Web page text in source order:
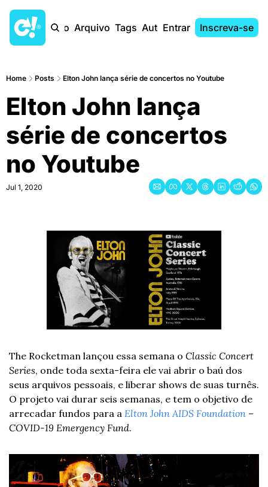
Início Arquivo Tags AutoresEntrar Inscreva-se
Home Posts Elton John lança série de concertos no Youtube
Elton John lança
série de concertos
no Youtube
Jul 1, 2020
The Rocketman lançou essa semana o Classic Concert
Series, onde toda sexta-feira ele vai abrir o baú dos
seus arquivos pessoais, e liberar shows de suas turnês.
O projeto vai durar seis semanas, e tem o objetivo de
arrecadar fundos para a Elton John AIDS Foundation –
COVID-19 Emergency Fund.